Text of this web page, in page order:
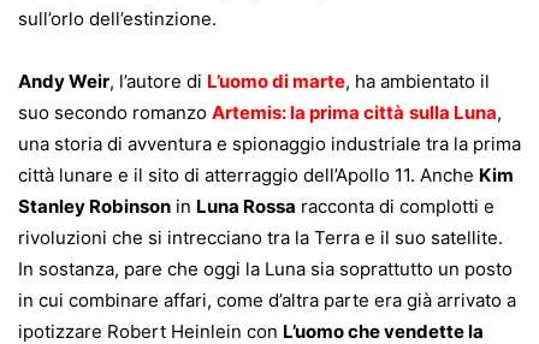
sull’orlo dell’estinzione.
Andy Weir, l’autore di L’uomo di marte, ha ambientato il
suo secondo romanzo Artemis: la prima città sulla Luna,
una storia di avventura e spionaggio industriale tra la prima
città lunare e il sito di atterraggio dell’Apollo 11. Anche Kim
Stanley Robinson in Luna Rossa racconta di complotti e
rivoluzioni che si intrecciano tra la Terra e il suo satellite.
In sostanza, pare che oggi la Luna sia soprattutto un posto
in cui combinare affari, come d’altra parte era già arrivato a
ipotizzare Robert Heinlein con L’uomo che vendette la